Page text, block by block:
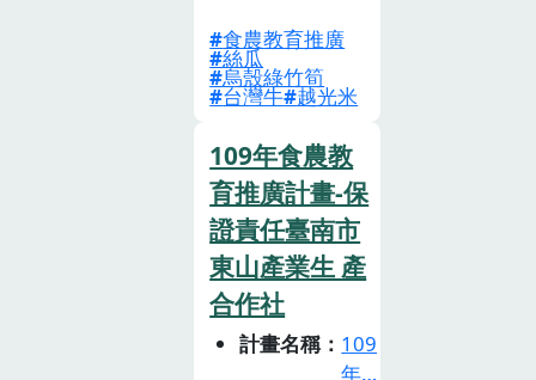
當 季食材外，
拍攝「斗南食物
日食農影片」讓
進行觀看，了解
當日營 養午餐
食材的來源，希
望「斗南15食物
日」運動，能深
入學生的生活與
認知，成為 每
食農教育推廣
絲瓜
烏殼綠竹筍
台灣牛 越光米
109年食農教
育推廣計畫-保
證責任臺南市
東山產業生 產
合作社
計畫名稱
109
年